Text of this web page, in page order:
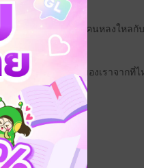
ยุคอะนาล็อก ที่ซึ่งผู้คนหลงใหลกั
พิมพ์ในรุ่งเช้า
Thailand ของเราจากที่ไ